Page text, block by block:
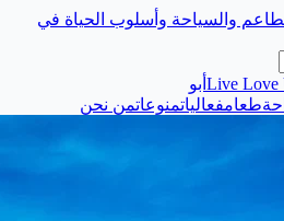
والسياحة وأسلوب الحياة في
Live Love أبو
طعامفعالياتمنوعاتمن نحن